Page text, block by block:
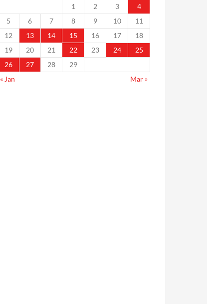
1
2 3
4
5
6 7 8 9 10
11
12
13 14 15 16 17
18
19
20 21 22 23 24
25
26
27 28
29
« Jan
Mar »